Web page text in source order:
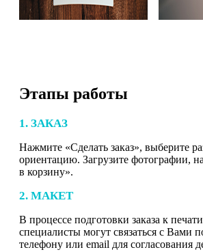
Этапы работы
1. ЗАКАЗ
Нажмите «Сделать заказ», выберите
ориентацию. Загрузите фотографии,
в корзину».
2. МАКЕТ
В процессе подготовки заказа к
специалисты могут связаться с Вами
телефону или email для согласования